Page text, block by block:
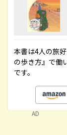
本書は4人の旅
の歩き方』で働
です。
AD